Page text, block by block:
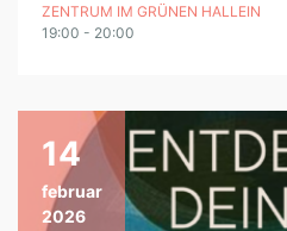
ZENTRUM IM GRÜNEN HALLEIN
19:00 - 20:00
14
februar
2026